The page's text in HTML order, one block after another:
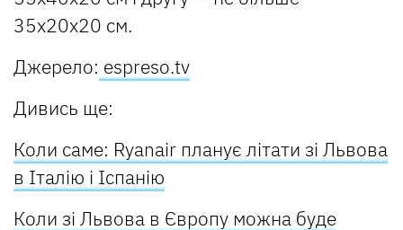
35x20x20 см.
Джерело: espreso.tv
Дивись ще:
Коли саме: Ryanair планує літати зі Львова
в Італію і Іспанію
Коли зі Львова в Європу можна буде